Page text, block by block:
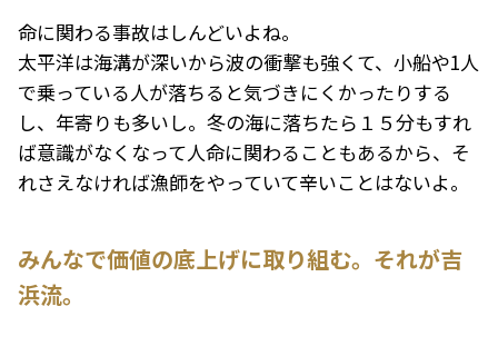
命に関わる事故はしんどいよね。
太平洋は海溝が深いから波の衝撃も強くて、小船や1人
で乗っている人が落ちると気づきにくかったりする
し、年寄りも多いし。冬の海に落ちたら１５分もすれ
ば意識がなくなって人命に関わることもあるから、そ
れさえなければ漁師をやっていて辛いことはないよ。
みんなで価値の底上げに取り組む。それが吉
浜流。